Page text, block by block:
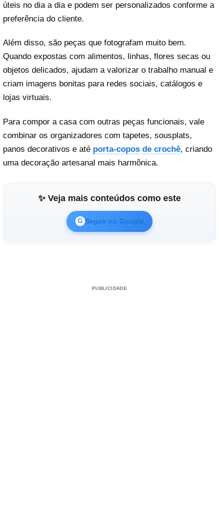
úteis no dia a dia e podem ser personalizados conforme a
preferência do cliente.
Além disso, são peças que fotografam muito bem.
Quando expostas com alimentos, linhas, flores secas ou
objetos delicados, ajudam a valorizar o trabalho manual e
criam imagens bonitas para redes sociais, catálogos e
lojas virtuais.
Para compor a casa com outras peças funcionais, vale
combinar os organizadores com tapetes, sousplats,
panos decorativos e até porta-copos de crochê, criando
uma decoração artesanal mais harmônica.
✨ Veja mais conteúdos como este
G Seguir no Google
PUBLICIDADE